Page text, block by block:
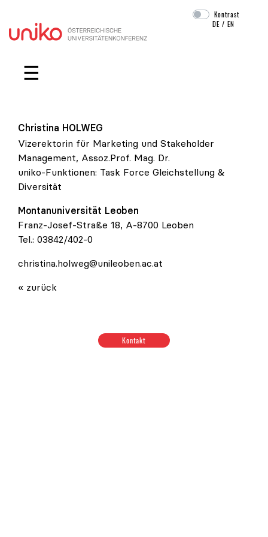
Navigation überspringen
Kontrast
DE /EN
☰
Christina HOLWEG
Vizerektorin für Marketing und Stakeholder
Management, Assoz.Prof. Mag. Dr.
uniko-Funktionen: Task Force Gleichstellung &
Diversität
Montanuniversität Leoben
Franz-Josef-Straße 18, A-8700 Leoben
Tel.: 03842/402-0
christina.holweg@unileoben.ac.at
« zurück
Kontakt